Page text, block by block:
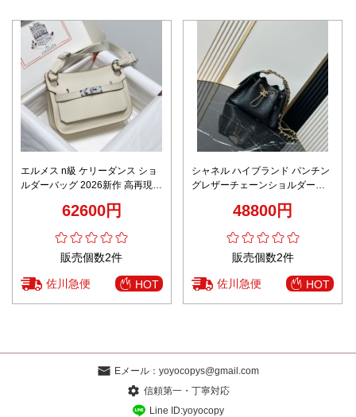
エルメス n級 ケリーダンス ショ
ルダーバッグ 2026新作 高再現度
心サイト 日本倉庫対応
62600円
販売個数2件
佐川急便 HOT
シャネル ハイブランド パンチン
グレザーチェーンショルダーバ
48800円
販売個数2件
佐川急便 HOT
Eメール： yoyocopys@gmail.com
信頼第一・丁寧対応
Line ID:yoyocopy